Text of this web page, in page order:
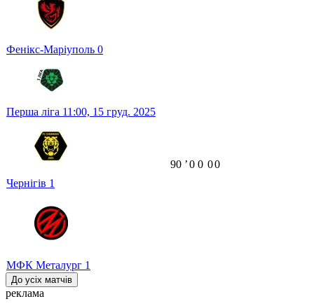
Фенікс-Маріуполь 0
Перша ліга 11:00, 15 груд. 2025
Чернігів 1
МФК Металург 1
90 ʼ0 0 00
До усіх матчів
реклама